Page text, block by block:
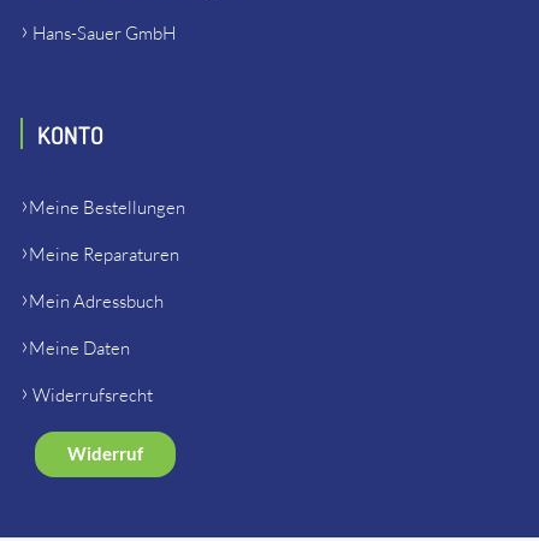
Hans-Sauer GmbH
KONTO
Meine Bestellungen
Meine Reparaturen
Mein Adressbuch
Meine Daten
Widerrufsrecht
Widerruf